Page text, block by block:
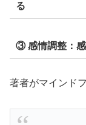
る
③ 感情調整：
著者がマインド